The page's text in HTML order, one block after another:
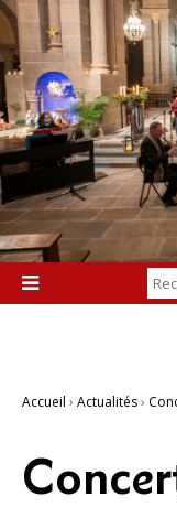

Accueil › Actualités›